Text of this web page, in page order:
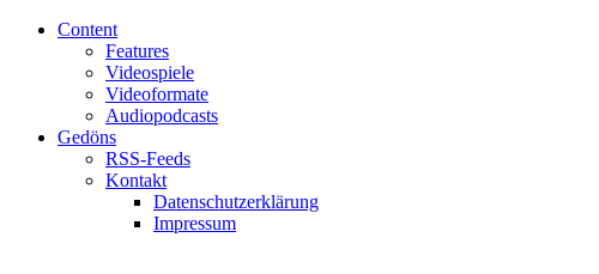
Content
Features
Videospiele
Videoformate
Audiopodcasts
Gedöns
RSS-Feeds
Kontakt
Datenschutzerklärung
Impressum